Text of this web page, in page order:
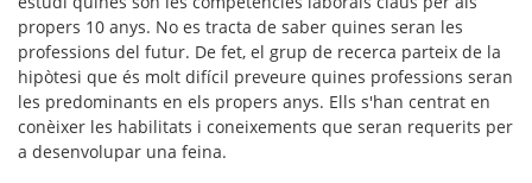
propers 10 anys. No es tracta de saber quines seran les
professions del futur. De fet, el grup de recerca parteix de la
hipòtesi que és molt difícil preveure quines professions seran
les predominants en els propers anys. Ells s'han centrat en
conèixer les habilitats i coneixements que seran requerits per
a desenvolupar una feina.